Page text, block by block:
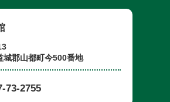
城郡山都町今500番地
73-2755